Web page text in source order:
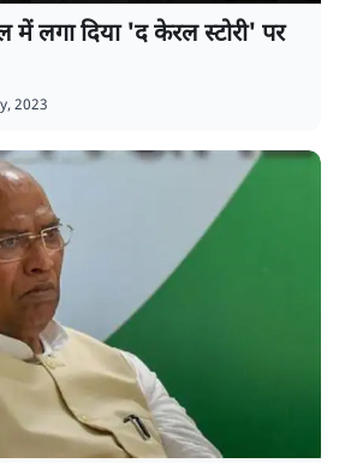
में लगा दिया 'द केरल स्टोरी' पर
2023